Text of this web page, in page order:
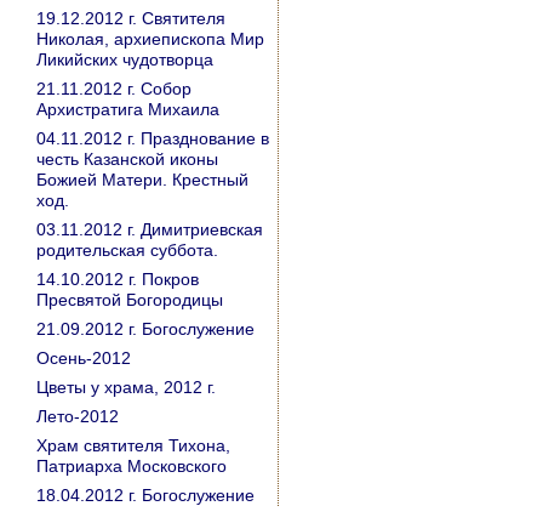
19.12.2012 г. Святителя
Николая, архиепископа Мир
Ликийских чудотворца
21.11.2012 г. Собор
Архистратига Михаила
04.11.2012 г. Празднование в
честь Казанской иконы
Божией Матери. Крестный
ход.
03.11.2012 г. Димитриевская
родительская суббота.
14.10.2012 г. Покров
Пресвятой Богородицы
21.09.2012 г. Богослужение
Осень-2012
Цветы у храма, 2012 г.
Лето-2012
Храм святителя Тихона,
Патриарха Московского
18.04.2012 г. Богослужение